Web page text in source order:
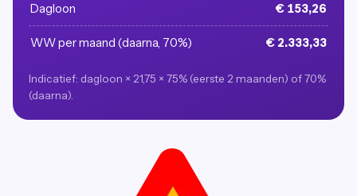
Dagloon € 153,26
WW per maand (daarna, 70%) € 2.333,33
Indicatief: dagloon × 21,75 × 75% (eerste 2 maanden) of 70%
(daarna).